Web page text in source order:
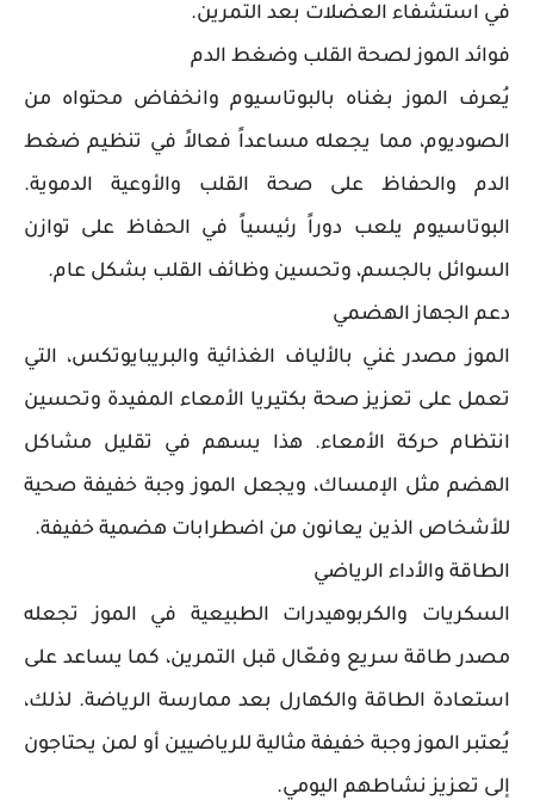
في استشفاء العضلات بعد التمرين.
فوائد الموز لصحة القلب وضغط الدم
يُعرف الموز بغناه بالبوتاسيوم وانخفاض محتواه من
الصوديوم، مما يجعله مساعداً فعالاً في تنظيم ضغط
الدم والحفاظ على صحة القلب والأوعية الدموية.
البوتاسيوم يلعب دوراً رئيسياً في الحفاظ على توازن
السوائل بالجسم، وتحسين وظائف القلب بشكل عام.
دعم الجهاز الهضمي
الموز مصدر غني بالألياف الغذائية والبريبايوتكس، التي
تعمل على تعزيز صحة بكتيريا الأمعاء المفيدة وتحسين
انتظام حركة الأمعاء. هذا يسهم في تقليل مشاكل
الهضم مثل الإمساك، ويجعل الموز وجبة خفيفة صحية
للأشخاص الذين يعانون من اضطرابات هضمية خفيفة.
الطاقة والأداء الرياضي
السكريات والكربوهيدرات الطبيعية في الموز تجعله
مصدر طاقة سريع وفعّال قبل التمرين، كما يساعد على
استعادة الطاقة والكهارل بعد ممارسة الرياضة. لذلك،
يُعتبر الموز وجبة خفيفة مثالية للرياضيين أو لمن يحتاجون
إلى تعزيز نشاطهم اليومي.